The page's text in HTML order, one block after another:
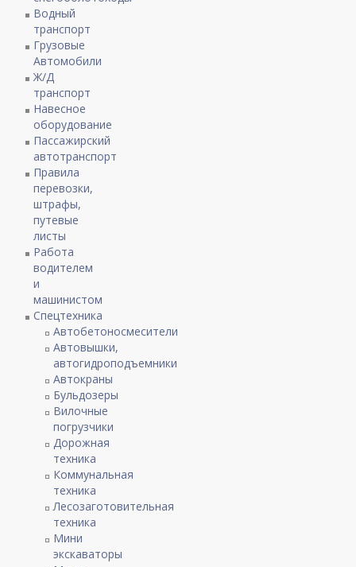
Водный
транспорт
Грузовые
Автомобили
Ж/Д
транспорт
Навесное
оборудование
Пассажирский
автотранспорт
Правила
перевозки,
штрафы,
путевые
листы
Работа
водителем
и
машинистом
Спецтехника
Автобетоносмесители
Автовышки,
автогидроподъемники
Автокраны
Бульдозеры
Вилочные
погрузчики
Дорожная
техника
Коммунальная
техника
Лесозаготовительная
техника
Мини
экскаваторы